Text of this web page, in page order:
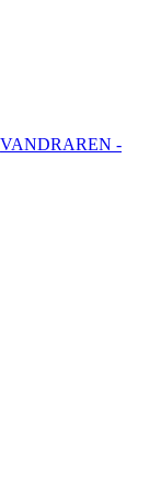
VANDRAREN -